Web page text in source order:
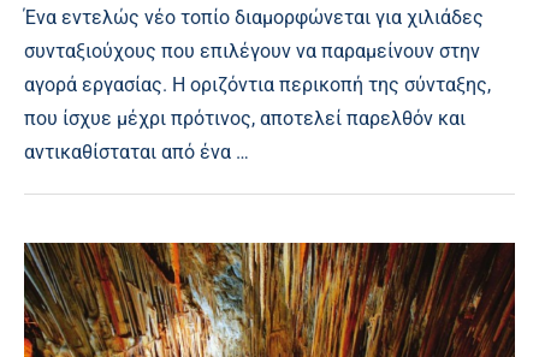
Ένα εντελώς νέο τοπίο διαμορφώνεται για χιλιάδες
συνταξιούχους που επιλέγουν να παραμείνουν στην
αγορά εργασίας. Η οριζόντια περικοπή της σύνταξης,
που ίσχυε μέχρι πρότινος, αποτελεί παρελθόν και
αντικαθίσταται από ένα …